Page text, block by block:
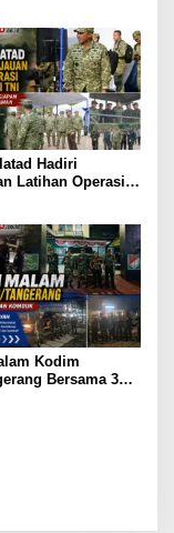
Hadiri
Latihan Operasi
Kodim
Bersama 3